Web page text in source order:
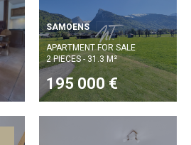
SAMOENS
APARTMENT FOR SALE
2 PIECES - 31.3 M²
195 000 €